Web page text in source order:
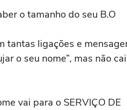
o tamanho do seu B.O
tantas ligações e
o seu nome”, mas não
vai para o SERVIÇO DE